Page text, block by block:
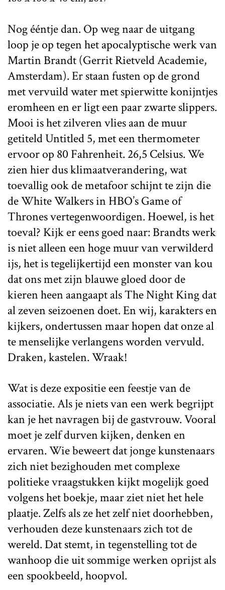
Nog ééntje dan. Op weg naar de uitgang
loop je op tegen het apocalyptische werk van
Martin Brandt (Gerrit Rietveld Academie,
Amsterdam). Er staan fusten op de grond
met vervuild water met spierwitte konijntjes
eromheen en er ligt een paar zwarte slippers.
Mooi is het zilveren vlies aan de muur
getiteld Untitled 5, met een thermometer
ervoor op 80 Fahrenheit. 26,5 Celsius. We
zien hier dus klimaatverandering, wat
toevallig ook de metafoor schijnt te zijn die
de White Walkers in HBO’s Game of
Thrones vertegenwoordigen. Hoewel, is het
toeval? Kijk er eens goed naar: Brandts werk
is niet alleen een hoge muur van verwilderd
ijs, het is tegelijkertijd een monster van kou
dat ons met zijn blauwe gloed door de
kieren heen aangaapt als The Night King dat
al zeven seizoenen doet. En wij, karakters en
kijkers, ondertussen maar hopen dat onze al
te menselijke verlangens worden vervuld.
Draken, kastelen. Wraak!
Wat is deze expositie een feestje van de
associatie. Als je niets van een werk begrijpt
kan je het navragen bij de gastvrouw. Vooral
moet je zelf durven kijken, denken en
ervaren. Wie beweert dat jonge kunstenaars
zich niet bezighouden met complexe
politieke vraagstukken kijkt mogelijk goed
volgens het boekje, maar ziet niet het hele
plaatje. Zelfs als ze het zelf niet doorhebben,
verhouden deze kunstenaars zich tot de
wereld. Dat stemt, in tegenstelling tot de
wanhoop die uit sommige werken oprijst als
een spookbeeld, hoopvol.